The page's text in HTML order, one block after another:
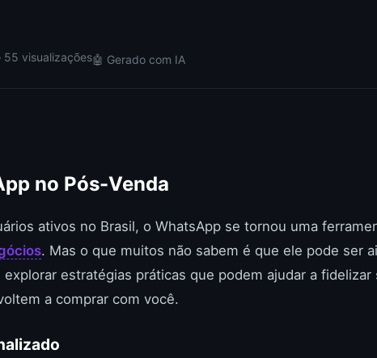
visualizações🤖 Gerado com IA
no Pós-Venda
ativos no Brasil, o WhatsApp se tornou uma
. Mas o que muitos não sabem é que ele pode ser
estratégias práticas que podem ajudar a fidelizar
a comprar com você.